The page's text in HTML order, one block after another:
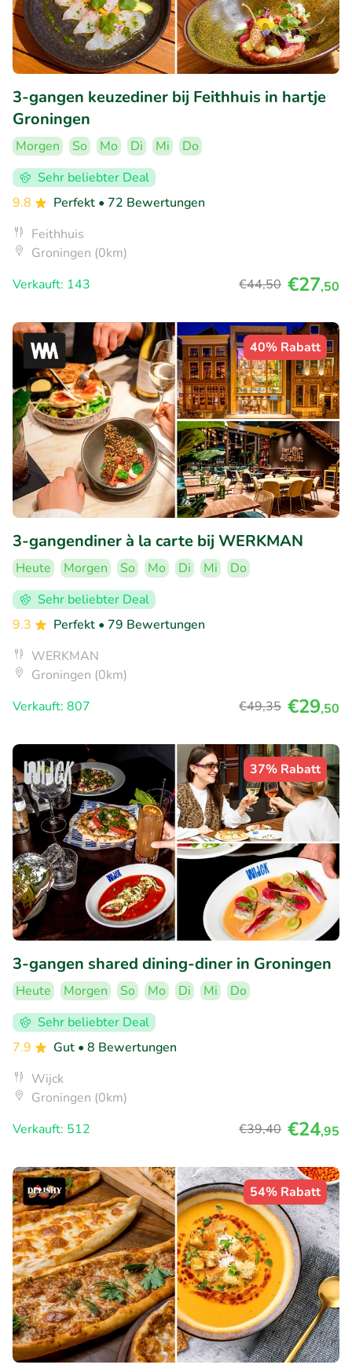
3-gangen keuzediner bij Feithhuis in hartje
Groningen
Morgen So Mo Di Mi
Do
Sehr beliebter Deal
9.8
Perfekt • 72 Bewertungen
Feithhuis
Groningen (0km)
Verkauft: 143
€44,50 €27,50
40% Rabatt
3-gangendiner à la carte bij WERKMAN
Heute Morgen So Mo Di Mi
Do
Sehr beliebter Deal
9.3
Perfekt • 79 Bewertungen
WERKMAN
Groningen (0km)
Verkauft: 807
€49,35 €29,50
37% Rabatt
3-gangen shared dining-diner in Groningen
Heute Morgen So Mo Di Mi
Do
Sehr beliebter Deal
7.9
Gut • 8 Bewertungen
Wijck
Groningen (0km)
Verkauft: 512
€39,40 €24,95
54% Rabatt